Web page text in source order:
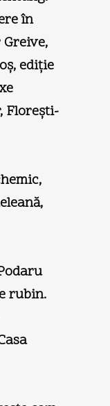
în
ediţie
Floreşti-
rubin.